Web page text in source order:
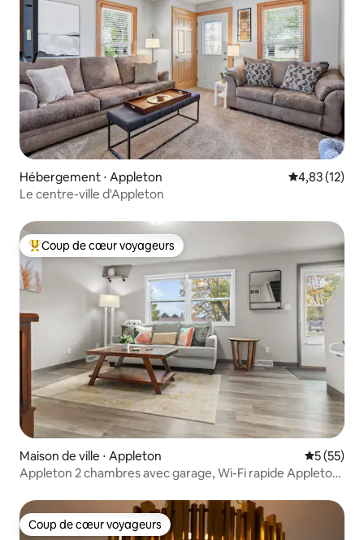
Hébergement ⋅ Appleton Évaluation
4,83 (12)
Le centre-ville d'Appleton
Coups de cœur voyageurs les plus appréciés
Coup de cœur voyageurs
Maison de ville ⋅ Appleton
5 (55)
Appleton 2 chambres avec garage, Wi-Fi rapide Appleton
Coup de cœur voyageurs
Coup de cœur voyageurs